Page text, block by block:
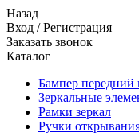
Назад
Вход /Регистрация
Заказать звонок
Каталог
Бампер передний
Зеркальные
Рамки зеркал
Ручки